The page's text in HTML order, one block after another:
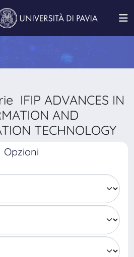
IFIP ADVANCES IN
AND
TECHNOLOGY
Opzioni